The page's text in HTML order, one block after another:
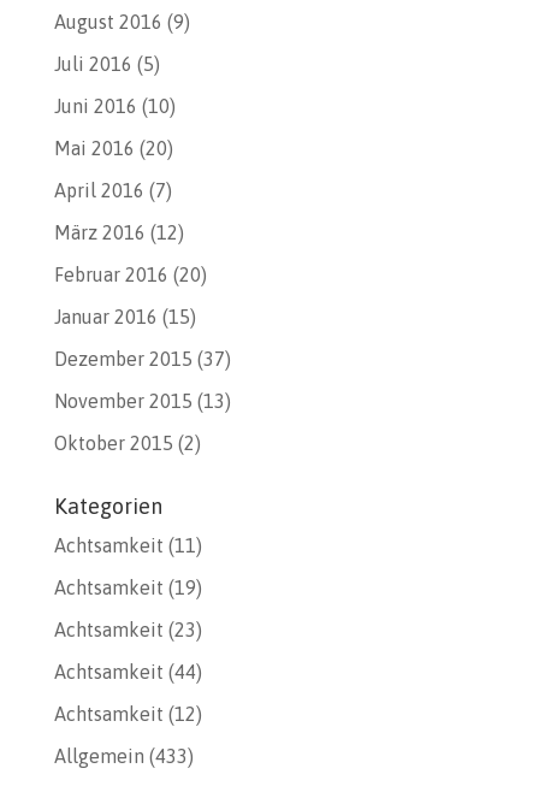
August 2016 (9)
Juli 2016 (5)
Juni 2016 (10)
Mai 2016 (20)
April 2016 (7)
März 2016 (12)
Februar 2016 (20)
Januar 2016 (15)
Dezember 2015 (37)
November 2015 (13)
Oktober 2015 (2)
Kategorien
Achtsamkeit (11)
Achtsamkeit (19)
Achtsamkeit (23)
Achtsamkeit (44)
Achtsamkeit (12)
Allgemein (433)